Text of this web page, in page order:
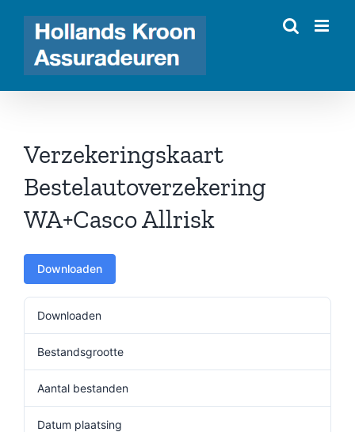
inhoud
Verzekeringskaart
Bestelautoverzekering
WA+Casco Allrisk
Downloaden
Downloaden
Bestandsgrootte
Aantal bestanden
Datum plaatsing